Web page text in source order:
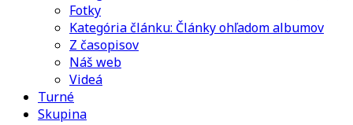
Fotky
Kategória článku: Články ohľadom albumov
Z časopisov
Náš web
Videá
Turné
Skupina